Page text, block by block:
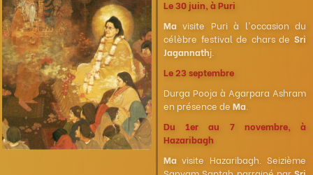
Le 30 juin, à Puri
Ma visite Puri à l'occasion du
célèbre festival de chars de Sri
Jagannathj.
Le 23 septembre
Durga Pooja à Agarpara Ashram
en présence de Ma
Du 1er au 7 novembre, à
Hazaribagh
Ma visite Hazaribagh. Seizième